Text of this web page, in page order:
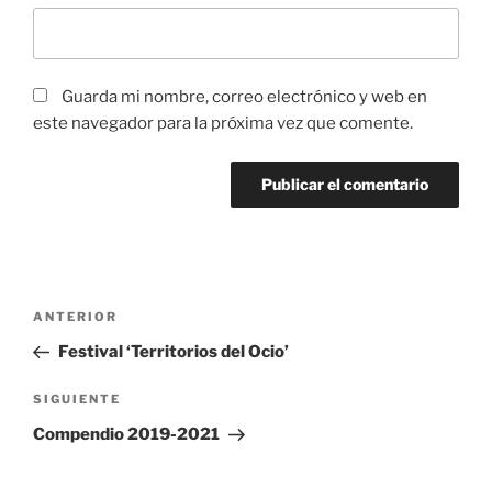
Guarda mi nombre, correo electrónico y web en
este navegador para la próxima vez que comente.
Navegación
entradas
Entrada
anterior:
ANTERIOR
Festival ‘Territorios del Ocio’
Siguiente
entrada
SIGUIENTE
Compendio 2019-2021